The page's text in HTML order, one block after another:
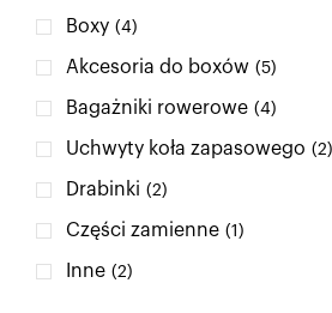
Boxy (4)
Akcesoria do boxów (5)
Bagażniki rowerowe (4)
Uchwyty koła zapasowego (2)
Drabinki (2)
Części zamienne (1)
Inne (2)